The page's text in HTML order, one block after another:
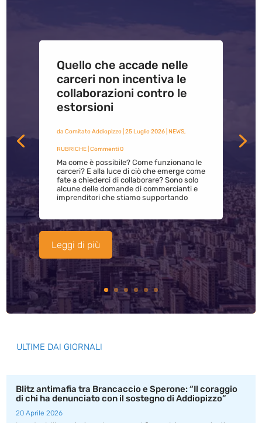
Quello che accade nelle
carceri non incentiva le
collaborazioni contro le
estorsioni
da Comitato Addiopizzo| 25 Luglio 2026| NEWS,
RUBRICHE| Commenti 0
Ma come è possibile? Come funzionano le
carceri? E alla luce di ciò che emerge come
fate a chiederci di collaborare? Sono solo
alcune delle domande di commercianti e
imprenditori che stiamo supportando
Leggi di più
ULTIME DAI GIORNALI
Blitz antimafia tra Brancaccio e Sperone: “Il coraggio
di chi ha denunciato con il sostegno di Addiopizzo”
20 Aprile 2026